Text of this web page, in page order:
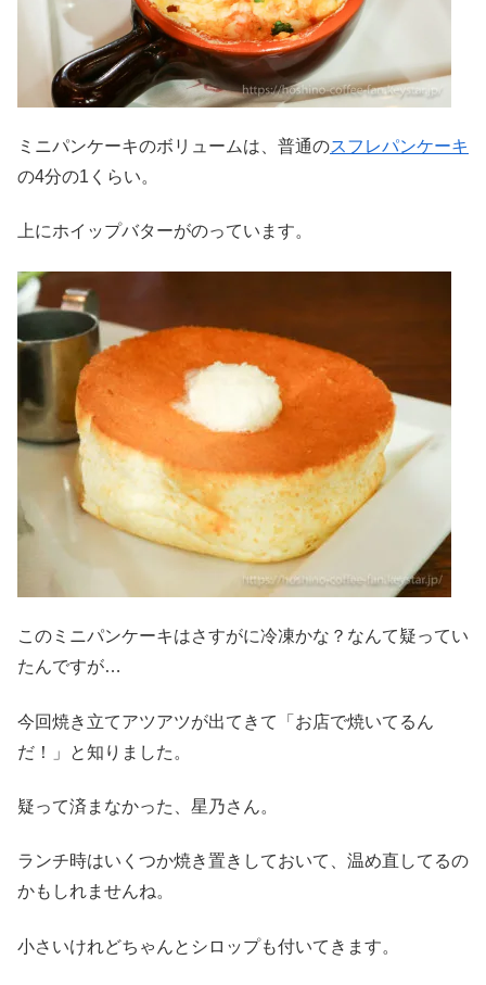
ミニパンケーキのボリュームは、普通のスフレパンケーキ
の4分の1くらい。
上にホイップバターがのっています。
このミニパンケーキはさすがに冷凍かな？なんて疑ってい
たんですが…
今回焼き立てアツアツが出てきて「お店で焼いてるん
だ！」と知りました。
疑って済まなかった、星乃さん。
ランチ時はいくつか焼き置きしておいて、温め直してるの
かもしれませんね。
小さいけれどちゃんとシロップも付いてきます。